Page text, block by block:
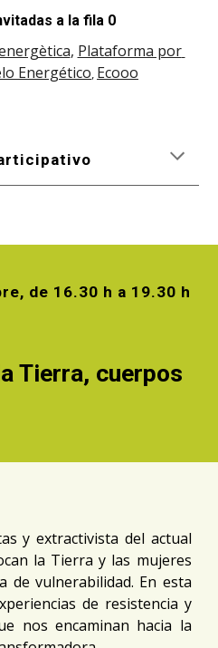
s a la fila 0
, Plataforma por
Energético, Ecooo
, de 1 6.30 h a 19.30 h
Tierra, cuerpos
y extractivista del actual
la Tierra y las mujeres
de vulnerabilidad. En esta
de resistencia y
nos encaminan hacia la